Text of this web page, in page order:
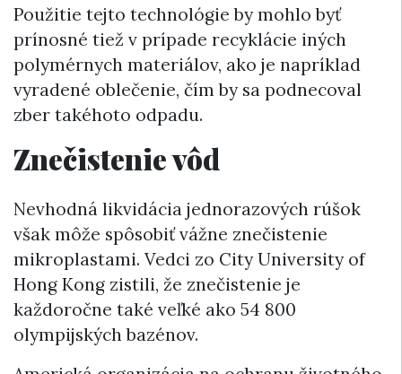
Použitie tejto technológie by mohlo byť
prínosné tiež v prípade recyklácie iných
polymérnych materiálov, ako je napríklad
vyradené oblečenie, čím by sa podnecoval
zber takéhoto odpadu.
Znečistenie vôd
Nevhodná likvidácia jednorazových rúšok
však môže spôsobiť vážne znečistenie
mikroplastami. Vedci zo City University of
Hong Kong zistili, že znečistenie je
každoročne také veľké ako 54 800
olympijských bazénov.